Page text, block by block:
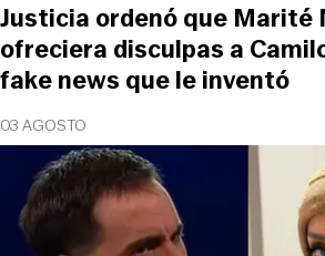
03 AGOSTO
Justicia ordenó que Marité
ofreciera disculpas a
fake news que le inventó